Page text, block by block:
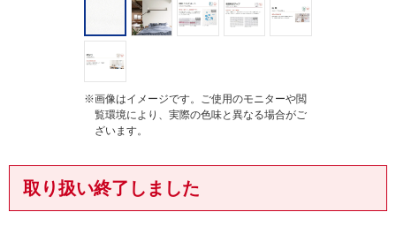
※画像はイメージです。ご使用のモニターや閲
覧環境により、実際の色味と異なる場合がご
ざいます。
取り扱い終了しました